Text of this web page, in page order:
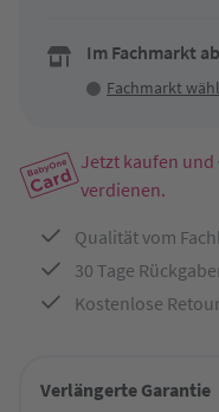
Im Fachmarkt
Fachmarkt
Jetzt kaufen und
verdienen.
Qualität vom
30 Tage
Kostenlose
Verlängerte Garantie